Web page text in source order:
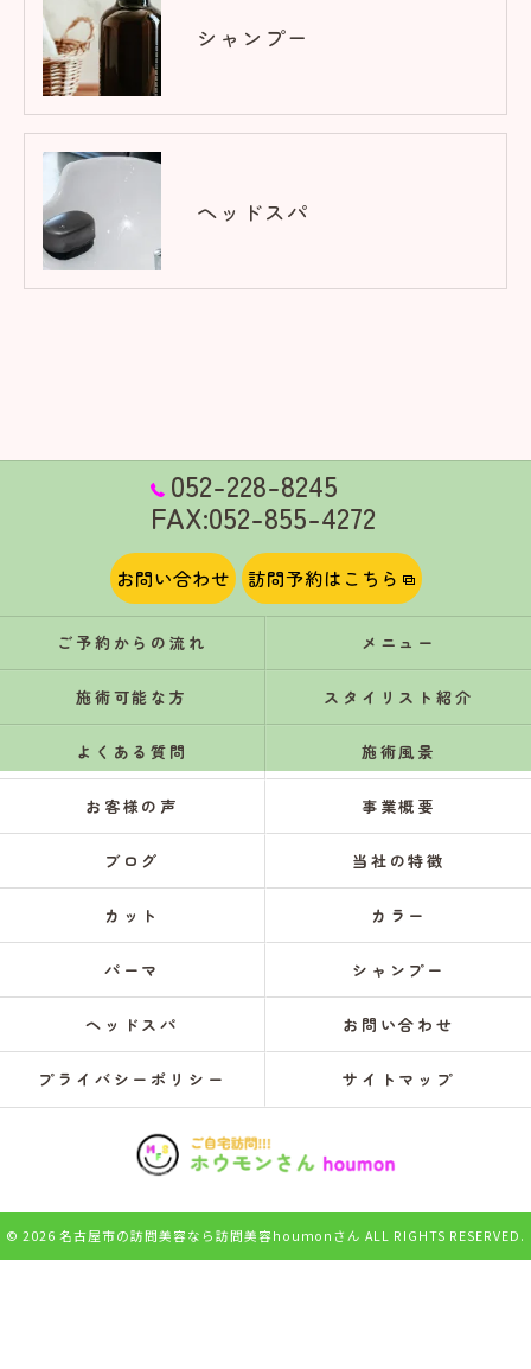
シャンプー
ヘッドスパ
052-228-8245
FAX:052-855-4272
お問い合わせ 訪問予約はこちら
ご予約からの流れ メニュー
施術可能な方 スタイリスト紹介
よくある質問 施術風景
お客様の声 事業概要
ブログ 当社の特徴
カット カラー
パーマ シャンプー
ヘッドスパ お問い合わせ
プライバシーポリシー サイトマップ
© 2026 名古屋市の訪問美容なら訪問美容houmonさん ALL RIGHTS RESERVED.